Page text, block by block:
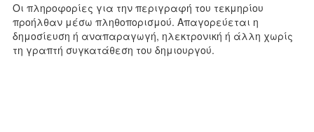
Οι πληροφορίες για την περιγραφή του τεκμηρίου
προήλθαν μέσω πληθοπορισμού. Απαγορεύεται η
δημοσίευση ή αναπαραγωγή, ηλεκτρονική ή άλλη χωρίς
τη γραπτή συγκατάθεση του δημιουργού.